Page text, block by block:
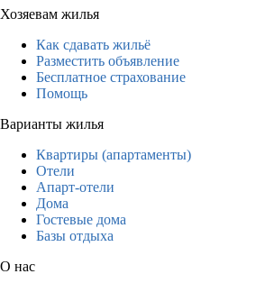
Хозяевам жилья
Как сдавать жильё
Разместить объявление
Бесплатное страхование
Помощь
Варианты жилья
Квартиры (апартаменты)
Отели
Апарт-отели
Дома
Гостевые дома
Базы отдыха
О нас